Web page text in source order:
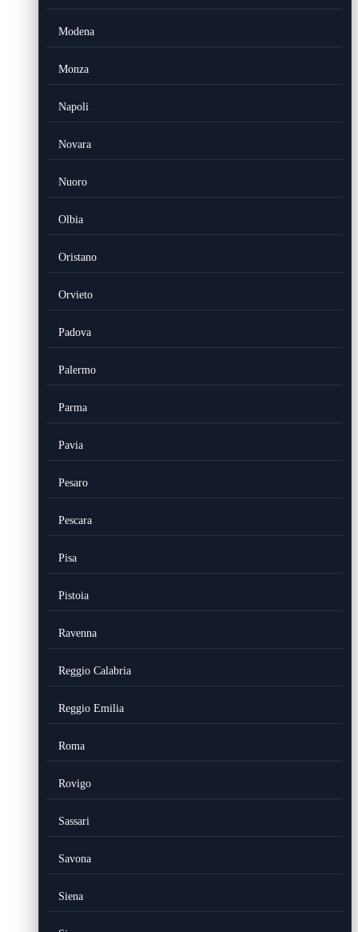
Modena
Monza
Napoli
Novara
Nuoro
Olbia
Oristano
Orvieto
Padova
Palermo
Parma
Pavia
Pesaro
Pescara
Pisa
Pistoia
Ravenna
Reggio Calabria
Reggio Emilia
Roma
Rovigo
Sassari
Savona
Siena